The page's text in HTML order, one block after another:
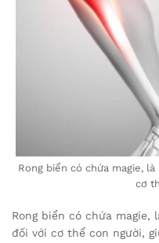
Rong biển có chứa magie,
cơ
Rong biển có chứa
đối với cơ thể con người,